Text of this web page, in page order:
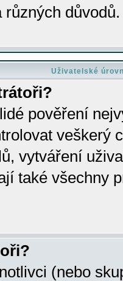
důvodů.
Uživatelské
pověření
veškerý
vytváření
také všechny
(nebo